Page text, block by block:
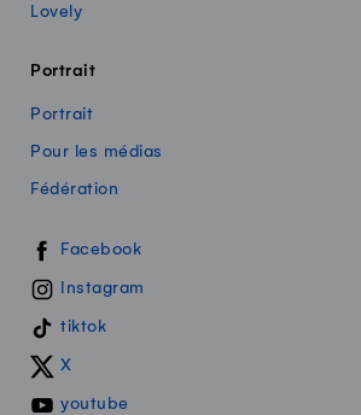
Lovely
Portrait
Portrait
Pour les médias
Fédération
Swissmilk sur les réseaux sociaux
Facebook
Instagram
tiktok
X
youtube